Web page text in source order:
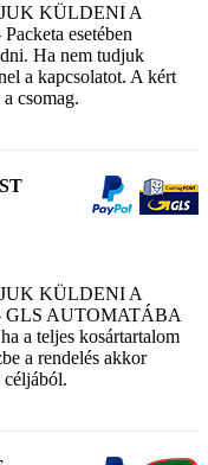
KÜLDENI A
esetében
Ha nem tudjuk
a kapcsolatot. A kért
csomag.
KÜLDENI A
GLS AUTOMATÁBA
a teljes kosártartalom
a rendelés akkor
céljából.